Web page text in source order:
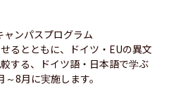
ンパスプログラム
るとともに、ドイツ・EUの異文
する、ドイツ語・日本語で学ぶ
8月に実施します。